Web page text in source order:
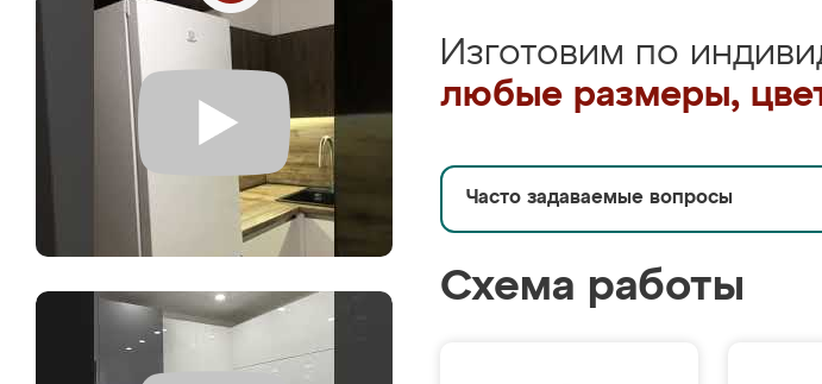
Изготовим по
любые размеры,
Часто задаваемые вопросы
Схема работы